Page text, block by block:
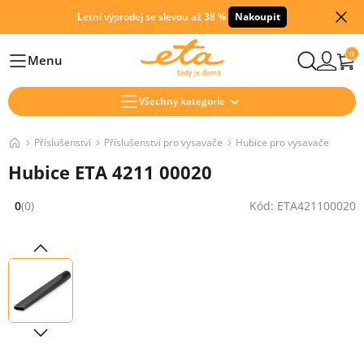
Letní výprodej se slevou až 38 % Nakoupit
HlavníMenu 0
Všechny kategorie
Příslušenství Příslušenství pro vysavače Hubice pro vysavače
Hubice ETA 4211 00020
Hodnocení: 0 z 5 (0 recenzí)
0(0) Kód: ETA421100020